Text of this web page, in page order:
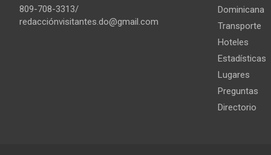
809-708-3313/
redacciónvisitantes.do@gmail.com
Dominicana
Transporte
Hoteles
Estadísticas
Lugares
Preguntas
Directorio